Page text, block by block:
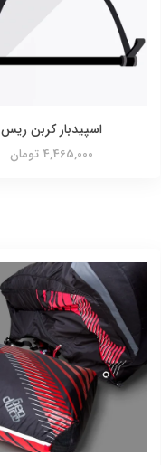
اسپیدبار کربن ریس
4,465,000 تومان